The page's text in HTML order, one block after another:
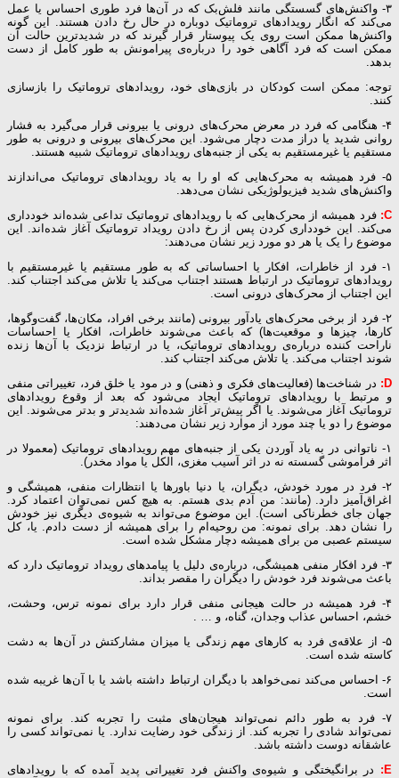
۳- واکنش‌های گسستگی مانند فلش‌بک که در آن‌ها فرد طوری احساس یا عمل
می‌کند که انگار رویدادهای تروماتیک دوباره در حال رخ دادن هستند. این گونه
واکنش‌ها ممکن است روی یک پیوستار قرار گیرند که در شدیدترین حالت آن
ممکن است که فرد آگاهی خود را درباره‌ی پیرامونش به طور کامل از دست
بدهد.
توجه: ممکن است کودکان در بازی‌های خود، رویدادهای تروماتیک را بازسازی
کنند.
۴- هنگامی که فرد در معرض محرک‌های درونی یا بیرونی قرار می‌گیرد به فشار
روانی شدید یا دراز مدت دچار می‌شود. این محرک‌های بیرونی و درونی به طور
مستقیم یا غیرمستقیم به یکی از جنبه‌های رویدادهای تروماتیک شبیه هستند.
۵- فرد همیشه به محرک‌هایی که او را به یاد رویدادهای تروماتیک می‌اندازند
واکنش‌های شدید فیزیولوژیکی نشان می‌دهد.
C: فرد همیشه از محرک‌هایی که با رویدادهای تروماتیک تداعی شده‌اند خودداری
می‌کند. این خودداری کردن پس از رخ دادن رویداد تروماتیک آغاز شده‌اند. این
موضوع را یک یا هر دو مورد زیر نشان می‌دهند:
۱- فرد از خاطرات، افکار یا احساساتی که به طور مستقیم یا غیرمستقیم با
رویدادهای تروماتیک در ارتباط هستند اجتناب می‌کند یا تلاش می‌کند اجتناب کند.
این اجتناب از محرک‌های درونی است.
۲- فرد از برخی محرک‌های یادآور بیرونی (مانند برخی افراد، مکان‌ها، گفت‌و‌گوها،
کارها، چیزها و موقعیت‌ها) که باعث می‌شوند خاطرات، افکار یا احساسات
ناراحت کننده درباره‌ی رویدادهای تروماتیک، یا در ارتباط نزدیک با آن‌ها زنده
شوند اجتناب می‌کند. یا تلاش می‌کند اجتناب کند.
D:
در شناخت‌ها (فعالیت‌های فکری و ذهنی) و در مود یا خلق فرد، تغییراتی منفی
و مرتبط با رویدادهای تروماتیک ایجاد می‌شود که بعد از وقوع رویدادهای
تروماتیک آغاز می‌شوند. یا اگر پیش‌تر آغاز شده‌اند شدیدتر و بدتر می‌شوند. این
موضوع را دو یا چند مورد از موارد زیر نشان می‌دهند:
۱- ناتوانی در به یاد آوردن یکی از جنبه‌های مهم رویدادهای تروماتیک (معمولا در
اثر فراموشی گسسته نه در اثر آسیب مغزی، الکل یا مواد مخدر).
۲- فرد در مورد خودش، دیگران، یا دنیا باورها یا انتظارات منفی، همیشگی و
اغراق‌آمیز دارد. (مانند: من آدم بدی هستم. به هیچ کس نمی‌توان اعتماد کرد.
جهان جای خطرناکی است). این موضوع می‌تواند به شیوه‌ی دیگری نیز خودش
را نشان دهد. برای نمونه: من روحیه‌ام را برای همیشه از دست دادم. یا، کل
سیستم عصبی من برای همیشه دچار مشکل شده است.
۳- فرد افکار منفی همیشگی، درباره‌ی دلیل یا پیامدهای رویداد تروماتیک دارد که
باعث می‌شوند فرد خودش را دیگران را مقصر بداند.
۴- فرد همیشه در حالت هیجانی منفی قرار دارد برای نمونه ترس، وحشت،
خشم، احساس عذاب وجدان، گناه، و … .
۵- از علاقه‌ی فرد به کارهای مهم زندگی یا میزان مشارکتش در آن‌ها به دشت
کاسته شده است.
۶- احساس می‌کند نمی‌خواهد با دیگران ارتباط داشته باشد یا با آن‌ها غریبه شده
است.
۷- فرد به طور دائم نمی‌تواند هیجان‌های مثبت را تجربه کند. برای نمونه
نمی‌تواند شادی را تجربه کند. از زندگی خود رضایت ندارد. یا نمی‌تواند کسی را
عاشقانه دوست داشته باشد.
E:
در برانگیختگی و شیوه‌ی واکنش فرد تغییراتی پدید آمده که با رویدادهای